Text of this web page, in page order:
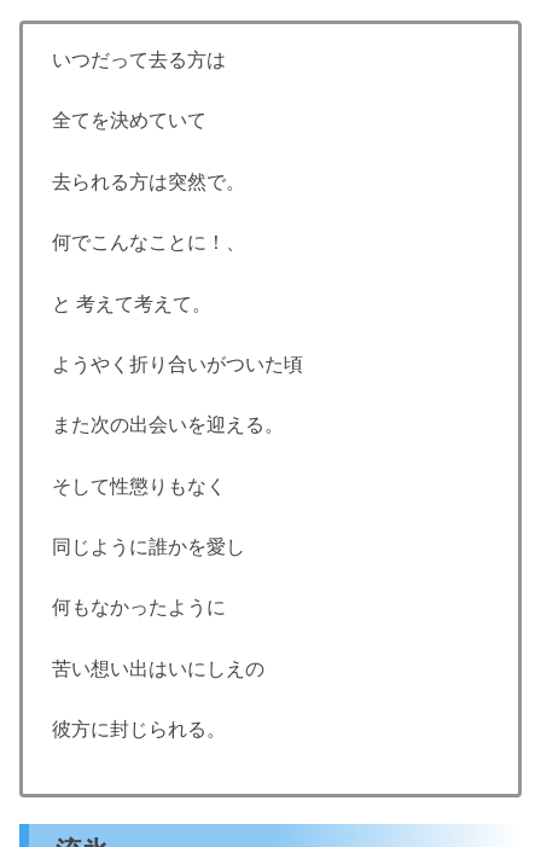
いつだって去る方は
全てを決めていて
去られる方は突然で。
何でこんなことに！、
と 考えて考えて。
ようやく折り合いがついた頃
また次の出会いを迎える。
そして性懲りもなく
同じように誰かを愛し
何もなかったように
苦い想い出はいにしえの
彼方に封じられる。